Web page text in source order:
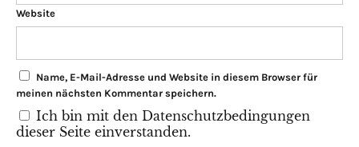
Website
Name, E-Mail-Adresse und Website in diesem Browser für
meinen nächsten Kommentar speichern.
Ich bin mit den Datenschutzbedingungen
dieser Seite einverstanden.